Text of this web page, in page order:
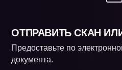
ОТПРАВИТЬ СКАН
Предоставьте по
документа.